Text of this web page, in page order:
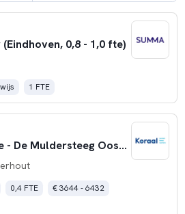
0,8 - 1,0 fte)
1 FTE
Leerkracht LC 0.4 fte - De Muldersteeg Oosterhout
0,4 FTE
€ 3644 - 6432